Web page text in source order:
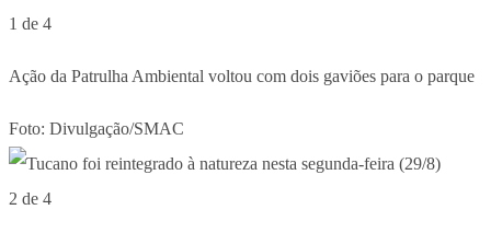
1 de 4
Ação da Patrulha Ambiental voltou com dois gaviões para o parque
Foto: Divulgação/SMAC
2 de 4